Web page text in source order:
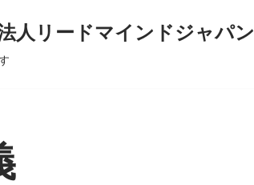
人リードマインドジャパン